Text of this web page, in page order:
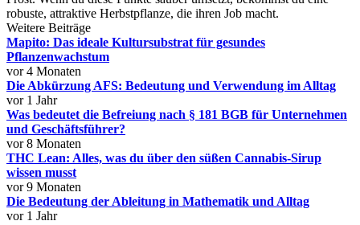
robuste, attraktive Herbstpflanze, die ihren Job macht.
Weitere Beiträge
Mapito: Das ideale Kultursubstrat für gesundes
Pflanzenwachstum
vor 4 Monaten
Die Abkürzung AFS: Bedeutung und Verwendung im Alltag
vor 1 Jahr
Was bedeutet die Befreiung nach § 181 BGB für Unternehmen
und Geschäftsführer?
vor 8 Monaten
THC Lean: Alles, was du über den süßen Cannabis-Sirup
wissen musst
vor 9 Monaten
Die Bedeutung der Ableitung in Mathematik und Alltag
vor 1 Jahr